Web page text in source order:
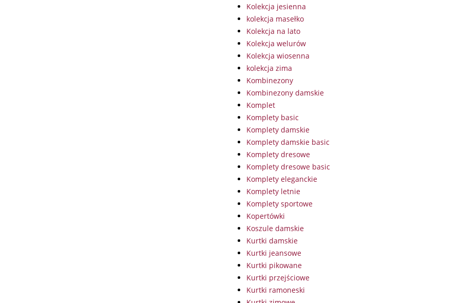
Kolekcja jesienna
kolekcja masełko
Kolekcja na lato
Kolekcja welurów
Kolekcja wiosenna
kolekcja zima
Kombinezony
Kombinezony damskie
Komplet
Komplety basic
Komplety damskie
Komplety damskie basic
Komplety dresowe
Komplety dresowe basic
Komplety eleganckie
Komplety letnie
Komplety sportowe
Kopertówki
Koszule damskie
Kurtki damskie
Kurtki jeansowe
Kurtki pikowane
Kurtki przejściowe
Kurtki ramoneski